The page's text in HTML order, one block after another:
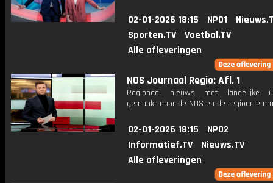
02-01-2026 18:15 NPO1
Sporten.TV
Voetbal.TV
Alle afleveringen
NOS Journaal Regio: Afl. 1
Regionaal nieuws met landelijke
gemaakt door de NOS en de regionale
02-01-2026 18:15
NPO2
Informatief.TV
Nieuws.TV
Alle afleveringen